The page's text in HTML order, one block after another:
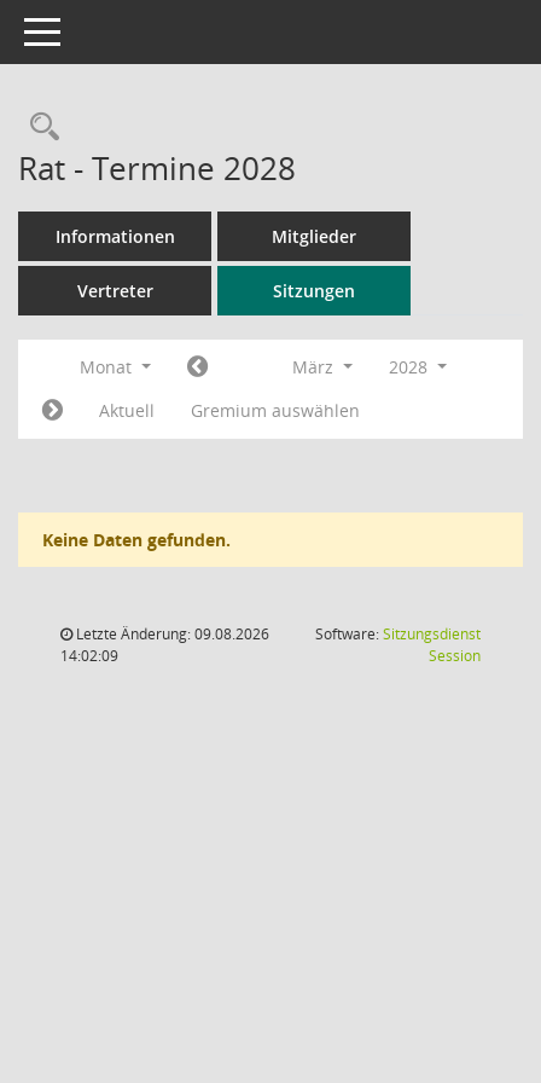
Toggle navigation
Rechercheauswahl
Rat - Termine 2028
Informationen Mitglieder
Vertreter Sitzungen
Monat März
2028
Aktuell
Gremium auswählen
Keine Daten gefunden.
Letzte Änderung: 09.08.2026
14:02:09
Software:Sitzungsdienst
Session(Wird in